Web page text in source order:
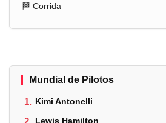
🏁 Corrida
Mundial de Pilotos
1. Kimi Antonelli
2. Lewis Hamilton